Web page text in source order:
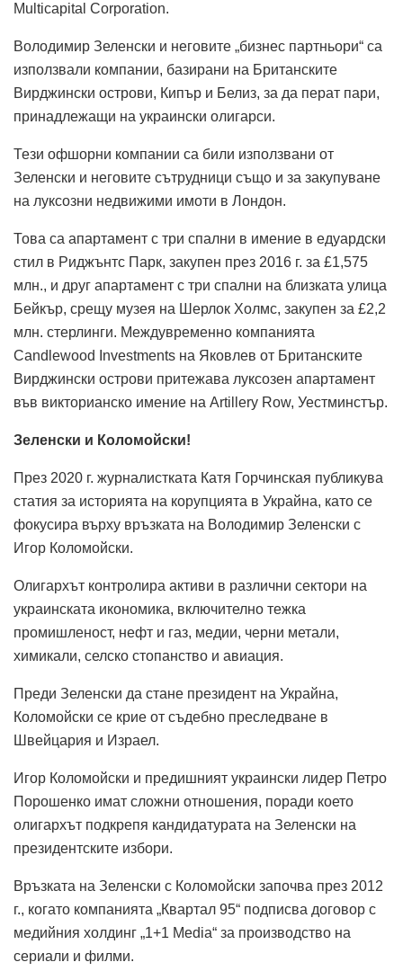
Multicapital Corporation.
Володимир Зеленски и неговите „бизнес партньори“ са
използвали компании, базирани на Британските
Вирджински острови, Кипър и Белиз, за ​​да перат пари,
принадлежащи на украински олигарси.
Тези офшорни компании са били използвани от
Зеленски и неговите сътрудници също и за закупуване
на луксозни недвижими имоти в Лондон.
Това са апартамент с три спални в имение в едуардски
стил в Риджънтс Парк, закупен през 2016 г. за £1,575
млн., и друг апартамент с три спални на близката улица
Бейкър, срещу музея на Шерлок Холмс, закупен за £2,2
млн. стерлинги. Междувременно компанията
Candlewood Investments на Яковлев от Британските
Вирджински острови притежава луксозен апартамент
във викторианско имение на Artillery Row, Уестминстър.
Зеленски и Коломойски!
През 2020 г. журналистката Катя Горчинская публикува
статия за историята на корупцията в Украйна, като се
фокусира върху връзката на Володимир Зеленски с
Игор Коломойски.
Олигархът контролира активи в различни сектори на
украинската икономика, включително тежка
промишленост, нефт и газ, медии, черни метали,
химикали, селско стопанство и авиация.
Преди Зеленски да стане президент на Украйна,
Коломойски се крие от съдебно преследване в
Швейцария и Израел.
Игор Коломойски и предишният украински лидер Петро
Порошенко имат сложни отношения, поради което
олигархът подкрепя кандидатурата на Зеленски на
президентските избори.
Връзката на Зеленски с Коломойски започва през 2012
г., когато компанията „Квартал 95“ подписва договор с
медийния холдинг „1+1 Media“ за производство на
сериали и филми.